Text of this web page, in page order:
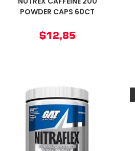
POWDER CAPS 60CT
$12,85